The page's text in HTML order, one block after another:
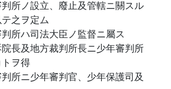
所ノ設立、廢止及管轄ニ關スル
之ヲ定ム
所ハ司法大臣ノ監督ニ屬ス
長及地方裁判所長ニ少年審判所
ヲ得
所ニ少年審判官、少年保護司及